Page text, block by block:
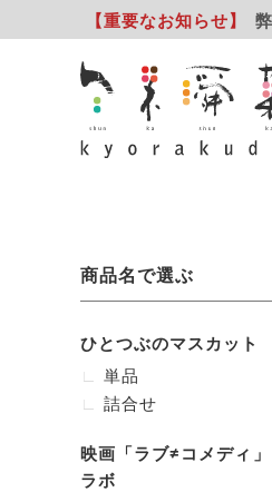
【重要なお知らせ】
商品名で選ぶ
ひとつぶのマスカット
単品
詰合せ
映画「ラブ≠コメディ」
ラボ